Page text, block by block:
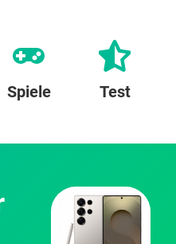
Spiele Test